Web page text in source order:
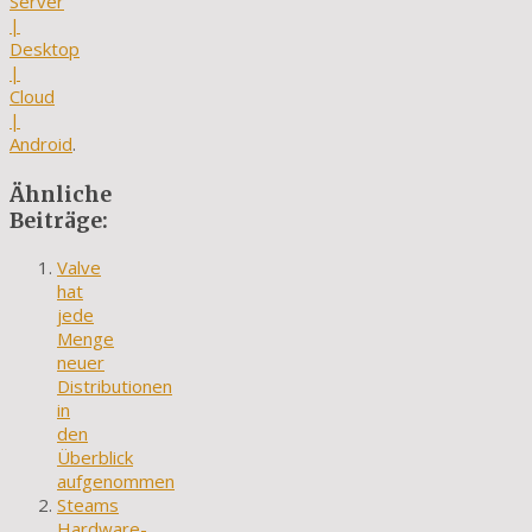
|
Desktop
|
Cloud
|
Android.
Ähnliche
Beiträge:
Valve
hat
jede
Menge
neuer
Distributionen
in
den
Überblick
aufgenommen
Steams